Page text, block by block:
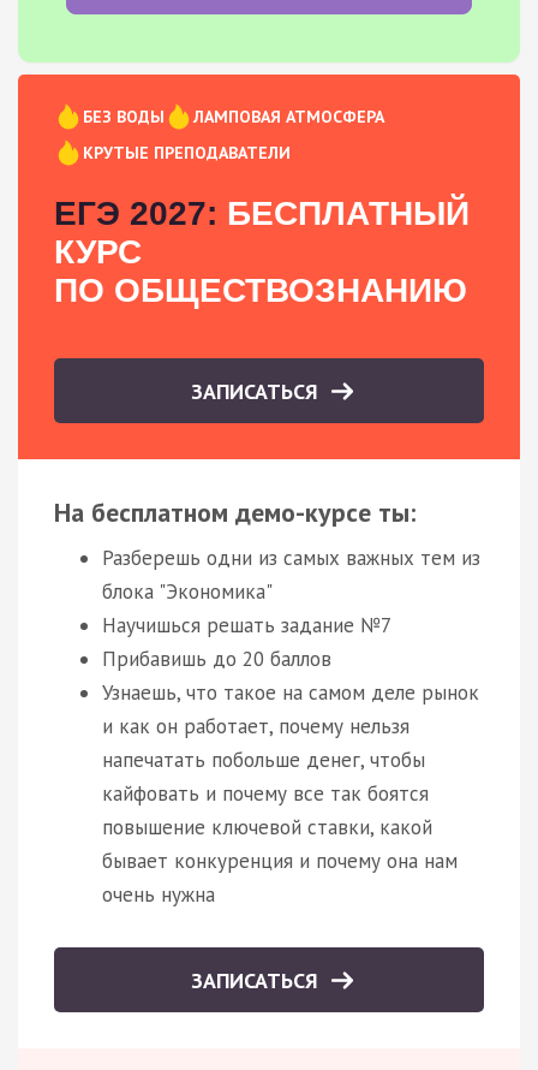
БЕЗ ВОДЫ
ЛАМПОВАЯ АТМОСФЕРА
КРУТЫЕ ПРЕПОДАВАТЕЛИ
ЕГЭ 2027: БЕСПЛАТНЫЙ
КУРС
ПО ОБЩЕСТВОЗНАНИЮ
ЗАПИСАТЬСЯ
На бесплатном демо-курсе ты:
Разберешь одни из самых важных тем из
блока "Экономика"
Научишься решать задание №7
Прибавишь до 20 баллов
Узнаешь, что такое на самом деле рынок
и как он работает, почему нельзя
напечатать побольше денег, чтобы
кайфовать и почему все так боятся
повышение ключевой ставки, какой
бывает конкуренция и почему она нам
очень нужна
ЗАПИСАТЬСЯ